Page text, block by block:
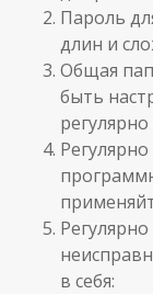
Пароль
длин и
Общая
быть
в себя: